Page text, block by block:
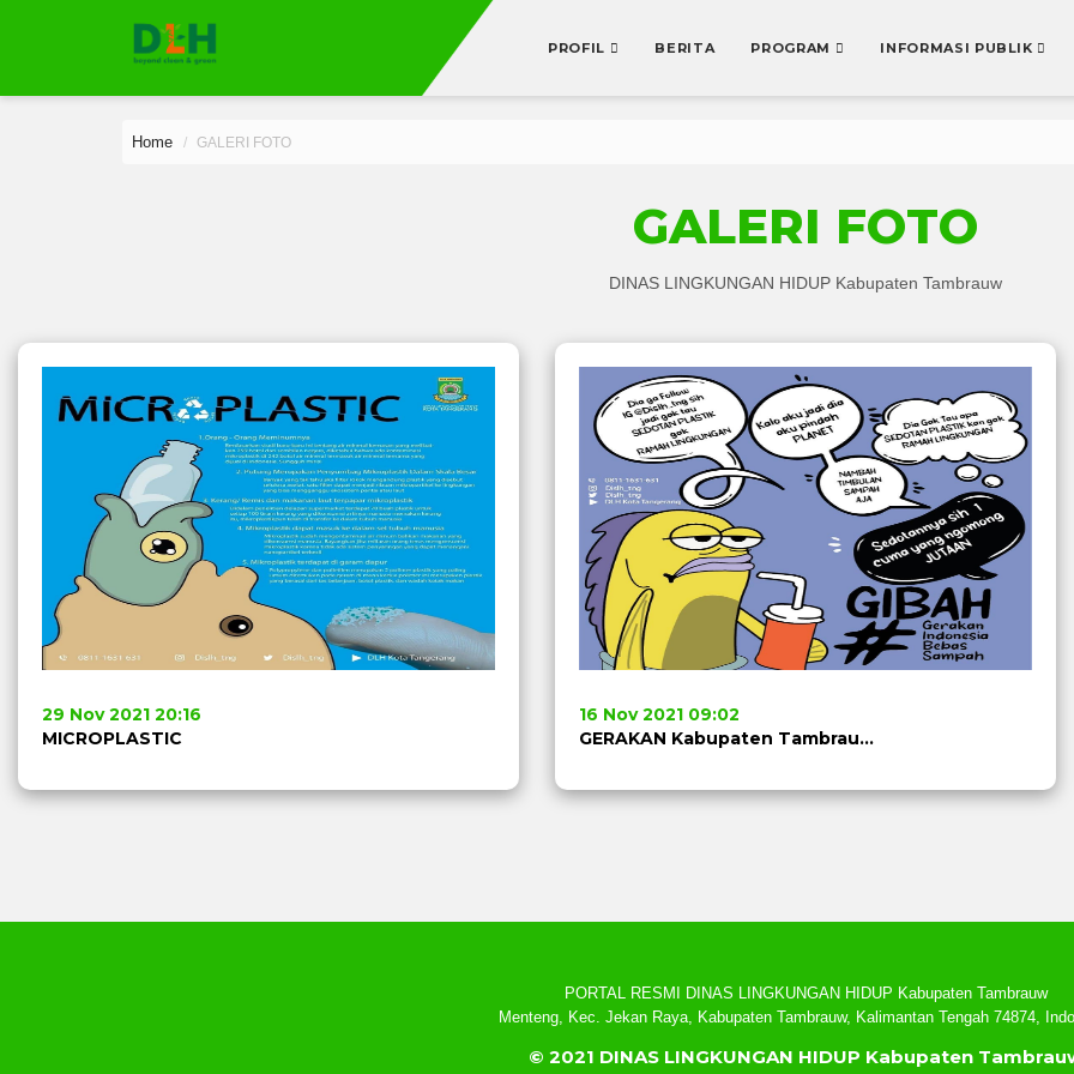
PROFIL BERITA PROGRAM INFORMASI PUBLIK
Home GALERI FOTO
GALERI FOTO
DINAS LINGKUNGAN HIDUP Kabupaten Tambrauw
29 Nov 2021 20:16
MICROPLASTIC
16 Nov 2021 09:02
GERAKAN Kabupaten Tambrauw BEBAS SAMPAH
PORTAL RESMI DINAS LINGKUNGAN HIDUP Kabupaten Tambrauw
Menteng, Kec. Jekan Raya, Kabupaten Tambrauw, Kalimantan Tengah 74874,
© 2021 DINAS LINGKUNGAN HIDUP Kabupaten